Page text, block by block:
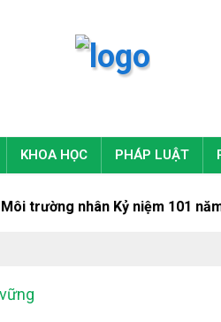
KHOA HỌC PHÁP LUẬT
nhân Kỷ niệm 101 năm Ngày